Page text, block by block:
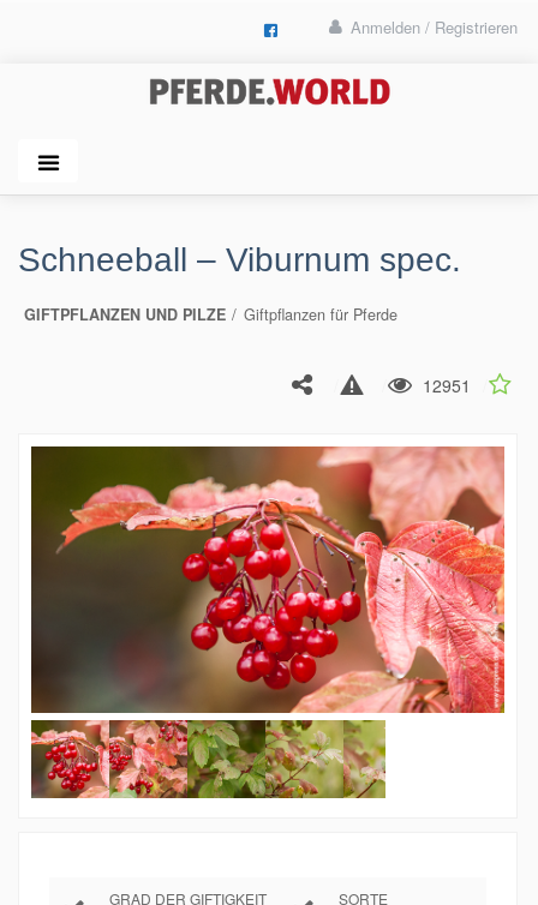
Anmelden / Registrieren
Schneeball – Viburnum spec.
GIFTPFLANZEN UND PILZE Giftpflanzen für Pferde
12951
GRAD DER GIFTIGKEIT
SORTE